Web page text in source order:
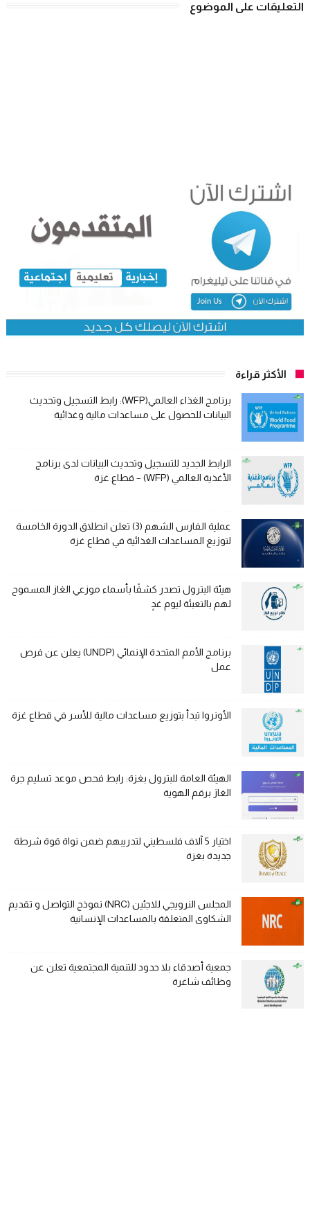
التعليقات على الموضوع
الأكثر قراءة
برنامج الغذاء العالمي(WFP): رابط التسجيل وتحديث
البيانات للحصول على مساعدات مالية وغذائية
الرابط الجديد للتسجيل وتحديث البيانات لدى برنامج
الأغذية العالمي (WFP) – قطاع غزة
عملية الفارس الشهم (3) تعلن انطلاق الدورة الخامسة
لتوزيع المساعدات الغذائية في قطاع غزة
هيئة البترول تصدر كشفًا بأسماء موزعي الغاز المسموح
لهم بالتعبئة ليوم غدٍ
برنامج الأمم المتحدة الإنمائي (UNDP) يعلن عن فرص
عمل
الأونروا تبدأ بتوزيع مساعدات مالية للأسر في قطاع غزة
الهيئة العامة للبترول بغزة: رابط فحص موعد تسليم جرة
الغاز برقم الهوية
اختيار 5 آلاف فلسطيني لتدريبهم ضمن نواة قوة شرطة
جديدة بغزة
المجلس النرويجي للاجئين (NRC) نموذج التواصل و تقديم
الشكاوى المتعلقة بالمساعدات الإنسانية
جمعية أصدقاء بلا حدود للتنمية المجتمعية تعلن عن
وظائف شاغرة